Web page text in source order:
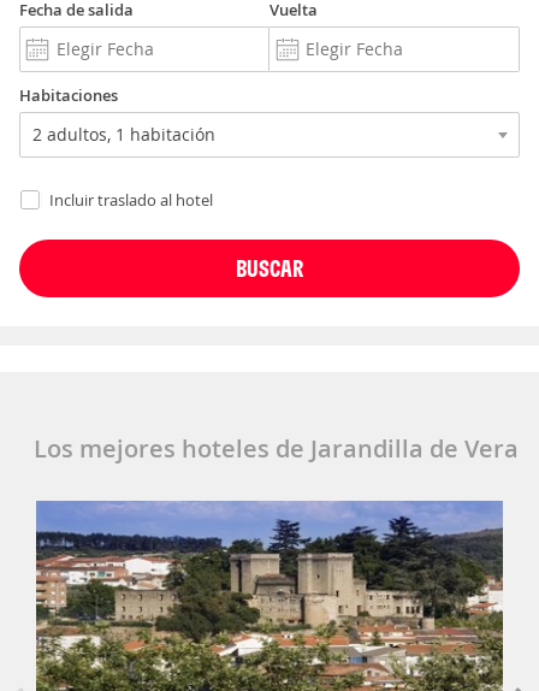
Fecha de salida Vuelta
Habitaciones
Incluir traslado al hotel
Los mejores hoteles de Jarandilla de Vera